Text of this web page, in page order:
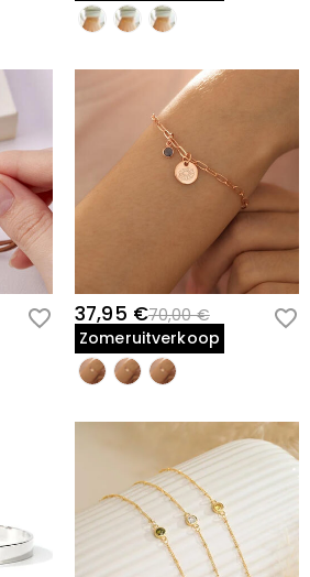
37,95 €70,00 €
Zomeruitverkoop